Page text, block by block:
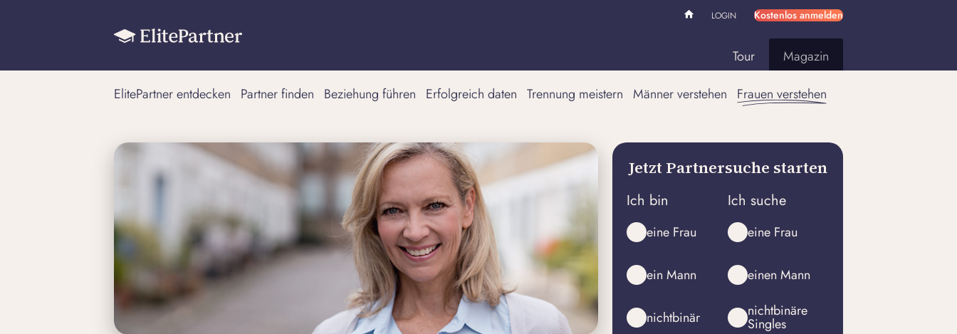
LOGIN Kostenlos anmelden
Tour Magazin
ElitePartner entdecken Partner finden Beziehung führen Erfolgreich daten Trennung meistern Männer verstehen Frauen verstehen
Jetzt Partnersuche starten
Ich bin
eine Frau
ein Mann
nichtbinär
Ich suche
eine Frau
einen Mann
nichtbinäre
Singles